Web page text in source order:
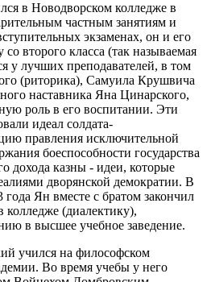
в Новодворском колледже в
частным занятиям и
экзаменах, он и его
со второго класса (так называемая
у лучших преподавателей, в том
(риторика), Самуила Крушвича
наставника Яна Цинарского,
роль в его воспитании. Эти
идеал солдата-
правления исключительной
боеспособности государства
дохода казны - идеи, которые
дворянской демократии. В
года Ян вместе с братом закончил
колледже (диалектику),
в высшее учебное заведение.
учился на философском
Во время учебы у него